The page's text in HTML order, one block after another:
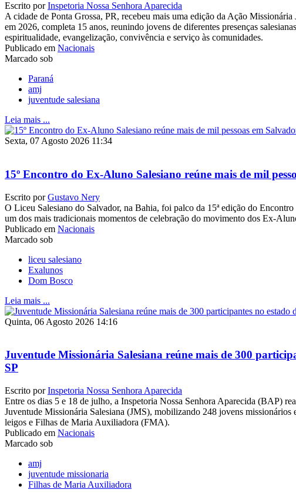
Escrito porInspetoria Nossa Senhora Aparecida
A cidade de Ponta Grossa, PR, recebeu mais uma edição da Ação
em 2026, completa 15 anos, reunindo jovens de diferentes presenças
espiritualidade, evangelização, convivência e serviço às comunidades.
Publicado em Nacionais
Marcado sob
Paraná
amj
juventude salesiana
Leia mais ...
Sexta, 07 Agosto 2026 11:34
15º Encontro do Ex-Aluno Salesiano reúne mais de mil
Escrito porGustavo Nery
O Liceu Salesiano do Salvador, na Bahia, foi palco da 15ª edição do
um dos mais tradicionais momentos de celebração do movimento dos Ex-
Publicado em Nacionais
Marcado sob
liceu salesiano
Exalunos
Dom Bosco
Leia mais ...
Quinta, 06 Agosto 2026 14:16
Juventude Missionária Salesiana reúne mais de 300
SP
Escrito porInspetoria Nossa Senhora Aparecida
Entre os dias 5 e 18 de julho, a Inspetoria Nossa Senhora Aparecida (BAP)
Juventude Missionária Salesiana (JMS), mobilizando 248 jovens missionários
leigos e Filhas de Maria Auxiliadora (FMA).
Publicado em Nacionais
Marcado sob
amj
juventude missionaria
Filhas de Maria Auxiliadora